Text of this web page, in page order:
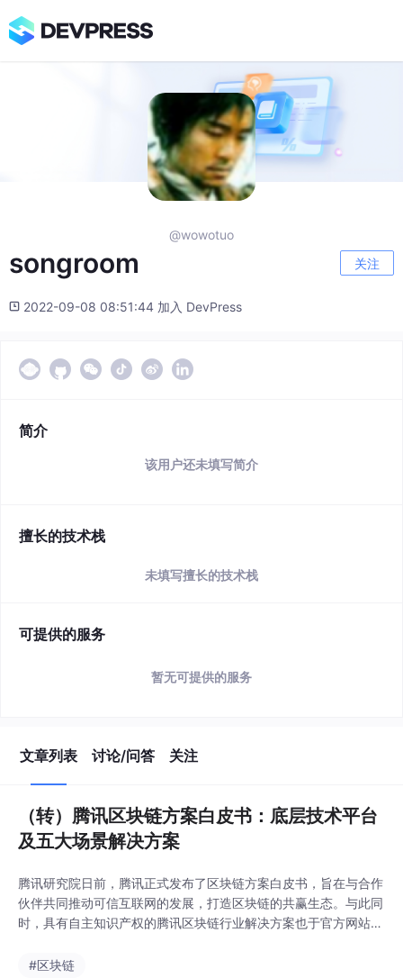
@wowotuo
songroom 关注
2022-09-08 08:51:44 加入 DevPress
简介
该用户还未填写简介
擅长的技术栈
未填写擅长的技术栈
可提供的服务
暂无可提供的服务
文章列表 讨论/问答 关注
（转）腾讯区块链方案白皮书：底层技术平台
及五大场景解决方案
腾讯研究院日前，腾讯正式发布了区块链方案白皮书，旨在与合作
伙伴共同推动可信互联网的发展，打造区块链的共赢生态。与此同
时，具有自主知识产权的腾讯区块链行业解决方案也于官方网站正
速接入、高效运营等核心优势，在鉴证证明、智能合约、共享经
#区块链